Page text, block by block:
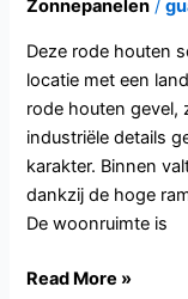
Zonnepanelen /
Deze rode houten
locatie met een
rode houten gevel,
industriële details
karakter. Binnen
dankzij de hoge
De woonruimte is
Read More »